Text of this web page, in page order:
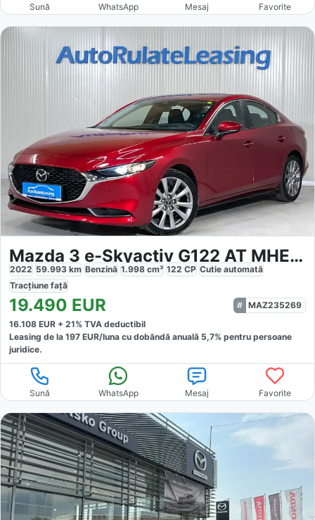
Sună WhatsApp Mesaj Favorite
Mazda 3 e-Skyactiv G122 AT MHEV Plus
2022 59.993 km Benzină 1.998 cm³ 122 CP Cutie automată
Tracțiune față
19.490 EUR
MAZ235269
16.108 EUR + 21% TVA deductibil
Leasing de la 197 EUR/luna cu dobăndă anuală 5,7% pentru persoane
juridice.
Sună WhatsApp Mesaj Favorite